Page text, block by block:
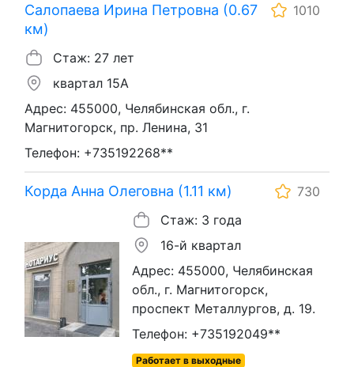
Салопаева Ирина Петровна (0.67
км)
1010
Стаж: 27 лет
квартал 15А
Адрес: 455000, Челябинская обл., г.
Магнитогорск, пр. Ленина, 31
Телефон: +735192268**
Корда Анна Олеговна (1.11 км)
730
Стаж: 3 года
16-й квартал
Адрес: 455000, Челябинская
обл., г. Магнитогорск,
проспект Металлургов, д. 19.
Телефон: +735192049**
Работает в выходные